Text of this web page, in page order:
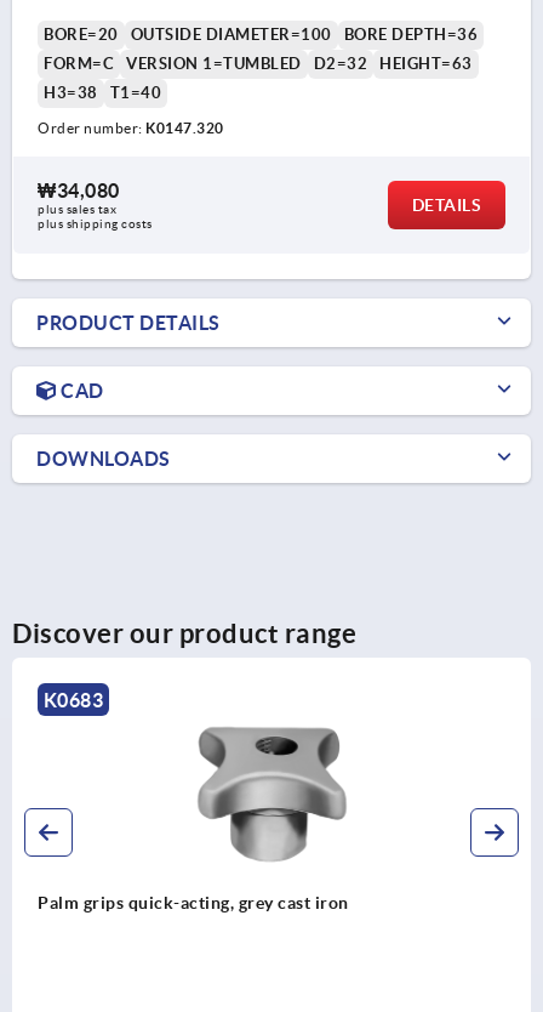
BORE=20 OUTSIDE DIAMETER=100
BORE DEPTH=36
FORM=C
VERSION 1=TUMBLED D2=32
HEIGHT=63
H3=38
T1=40
Order number: K0147.320
₩34,080
plus sales tax
plus shipping costs
DETAILS
PRODUCT DETAILS
CAD
DOWNLOADS
Discover our product range
K0683
Palm grips quick-acting, grey cast iron